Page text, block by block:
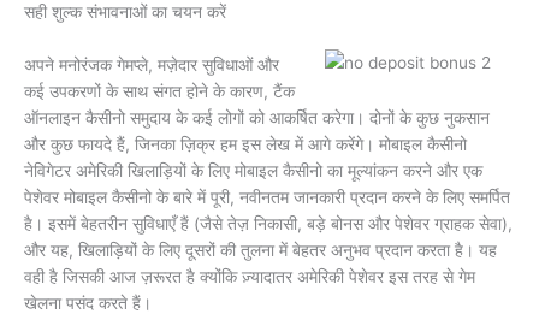
सही शुल्क संभावनाओं का चयन करें
अपने मनोरंजक गेमप्ले, मज़ेदार सुविधाओं और
कई उपकरणों के साथ संगत होने के कारण, टैंक
ऑनलाइन कैसीनो समुदाय के कई लोगों को आकर्षित करेगा। दोनों के कुछ नुकसान
और कुछ फायदे हैं, जिनका ज़िक्र हम इस लेख में आगे करेंगे। मोबाइल कैसीनो
नेविगेटर अमेरिकी खिलाड़ियों के लिए मोबाइल कैसीनो का मूल्यांकन करने और एक
पेशेवर मोबाइल कैसीनो के बारे में पूरी, नवीनतम जानकारी प्रदान करने के लिए समर्पित
है। इसमें बेहतरीन सुविधाएँ हैं (जैसे तेज़ निकासी, बड़े बोनस और पेशेवर ग्राहक सेवा),
और यह, खिलाड़ियों के लिए दूसरों की तुलना में बेहतर अनुभव प्रदान करता है। यह
वही है जिसकी आज ज़रूरत है क्योंकि ज़्यादातर अमेरिकी पेशेवर इस तरह से गेम
खेलना पसंद करते हैं।